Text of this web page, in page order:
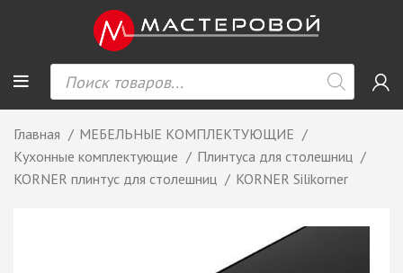
Главная
МЕБЕЛЬНЫЕ КОМПЛЕКТУЮЩИЕ
Кухонные комплектующие
Плинтуса для столешниц
KORNER плинтус для столешниц
KORNER Silikorner